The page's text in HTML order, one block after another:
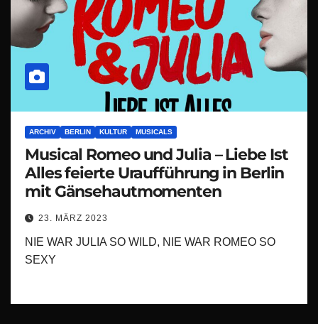
ARCHIV BERLIN KULTUR MUSICALS
Musical Romeo und Julia – Liebe Ist
Alles feierte Uraufführung in Berlin
mit Gänsehautmomenten
23. MÄRZ 2023
NIE WAR JULIA SO WILD, NIE WAR ROMEO SO
SEXY